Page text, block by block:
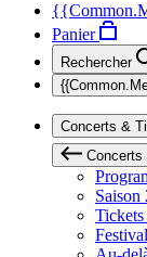
Panier
Rechercher
Concerts &
Saison